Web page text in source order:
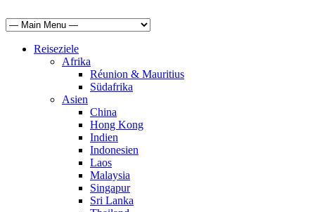
Reiseziele
Afrika
Réunion & Mauritius
Südafrika
Asien
China
Hong Kong
Indien
Indonesien
Laos
Malaysia
Singapur
Sri Lanka